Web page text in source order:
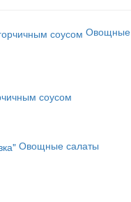
Овощные
соусом
Овощные салаты